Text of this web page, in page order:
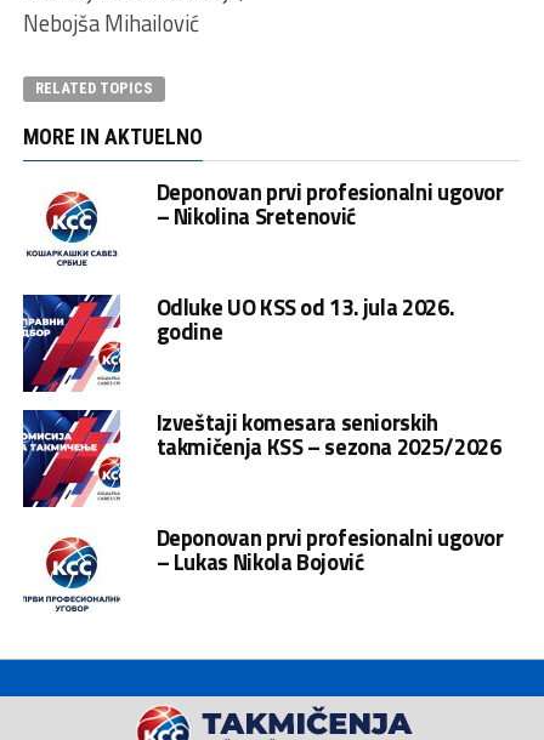
Nebojša Mihailović
RELATED TOPICS
MORE IN AKTUELNO
Deponovan prvi profesionalni ugovor
– Nikolina Sretenović
Odluke UO KSS od 13. jula 2026.
godine
Izveštaji komesara seniorskih
takmičenja KSS – sezona 2025/2026
Deponovan prvi profesionalni ugovor
– Lukas Nikola Bojović